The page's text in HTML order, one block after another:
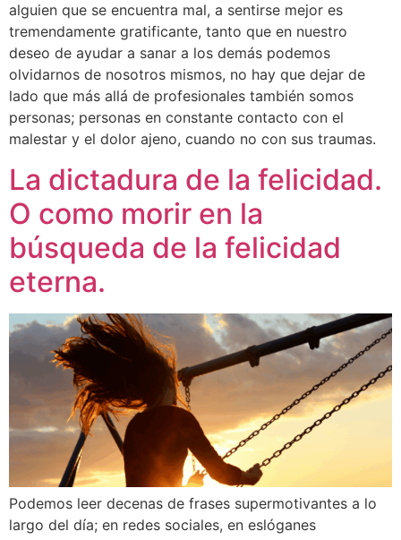
alguien que se encuentra mal, a sentirse mejor es
tremendamente gratificante, tanto que en nuestro
deseo de ayudar a sanar a los demás podemos
olvidarnos de nosotros mismos, no hay que dejar de
lado que más allá de profesionales también somos
personas; personas en constante contacto con el
malestar y el dolor ajeno, cuando no con sus traumas.
La dictadura de la felicidad.
O como morir en la
búsqueda de la felicidad
eterna.
Podemos leer decenas de frases supermotivantes a lo
largo del día; en redes sociales, en eslóganes